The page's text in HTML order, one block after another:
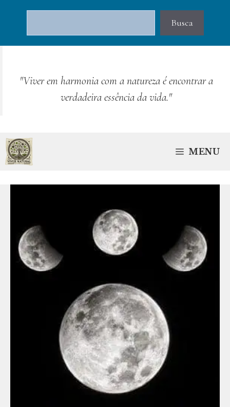
conteúdo
Busca
"Viver em harmonia com a natureza é encontrar a
verdadeira essência da vida."
MENU